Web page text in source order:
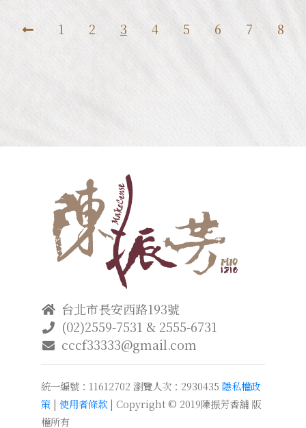
1 2 3 4 5 6 7 8
台北市長安西路193號
(02)2559-7531 & 2555-6731
cccf33333@gmail.com
統一編號：11612702 瀏覽人次：2930435 隱私權政
策| 使用者條款| Copyright © 2019陳振芳香舖 版
權所有